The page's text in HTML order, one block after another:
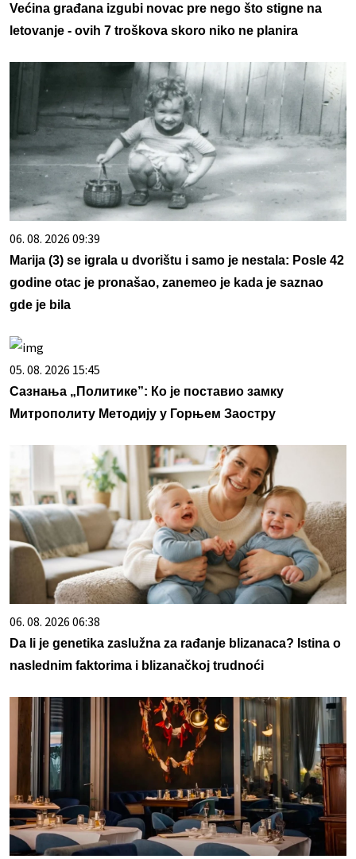
Većina građana izgubi novac pre nego što stigne na
letovanje - ovih 7 troškova skoro niko ne planira
06. 08. 2026 09:39
Marija (3) se igrala u dvorištu i samo je nestala: Posle 42
godine otac je pronašao, zanemeo je kada je saznao
gde je bila
05. 08. 2026 15:45
Сазнања „Политике”: Ко је поставио замку
Митрополиту Методију у Горњем Заостру
06. 08. 2026 06:38
Da li je genetika zaslužna za rađanje blizanaca? Istina o
naslednim faktorima i blizanačkoj trudnoći